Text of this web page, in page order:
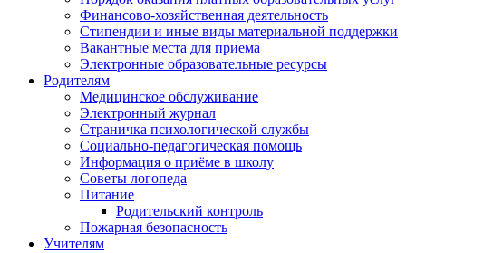
Финансово-хозяйственная деятельность
Стипендии и иные виды материальной поддержки
Вакантные места для приема
Электронные образовательные ресурсы
Родителям
Медицинское обслуживание
Электронный журнал
Страничка психологической службы
Социально-педагогическая помощь
Информация о приёме в школу
Советы логопеда
Питание
Родительский контроль
Пожарная безопасность
Учителям